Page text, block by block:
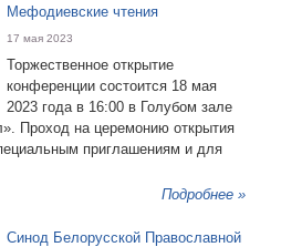
Мефодиевские чтения
17 мая 2023
Торжественное открытие
конференции состоится 18 мая
2023 года в 16:00 в Голубом зале
Проход на церемонию открытия
приглашениям и для
Подробнее »
Синод Белорусской Православной